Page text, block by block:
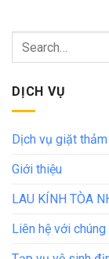
DỊCH VỤ
Dịch vụ giặt
Giới thiệu
LAU KÍNH TÒA
Liên hệ với